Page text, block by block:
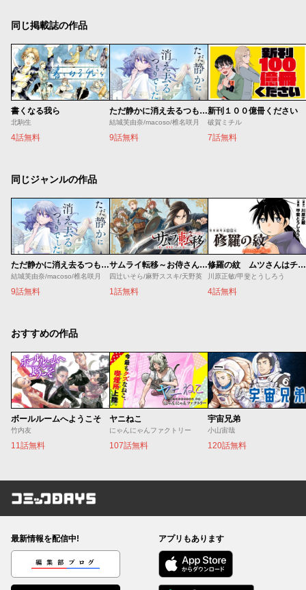
同じ掲載誌の作品
書くなる我ら
北駒生
4話無料
ただ静かに消え去るつもりでした
結城芙由奈/macoso/椎名咲月
9話無料
新刊１００億冊ください
破賀ミチル
7話無料
同じジャンルの作品
ただ静かに消え去るつもりでした
結城芙由奈/macoso/椎名咲月
9話無料
サムライ転移～お侍さんは異世界でもあんまり変わらない～
四辻いそら/麻野ススキ/天野英
1話無料
修羅の紋 ムツさんはチョー強い？！
川原正敏/甲斐とうしろう
4話無料
おすすめの作品
ボールルームへようこそ
竹内友
11話無料
ヤニねこ
にゃんにゃんファクトリー
107話無料
宇宙兄弟
小山宙哉
120話無料
コミックDAYS
最新情報を配信中!
編集部ブログ
アプリもあります